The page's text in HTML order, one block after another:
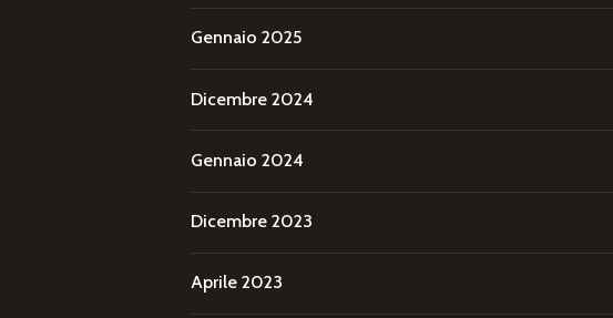
Gennaio 2025
Dicembre 2024
Gennaio 2024
Dicembre 2023
Aprile 2023